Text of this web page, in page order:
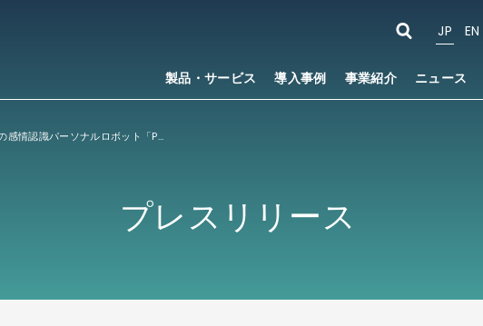
製品・サービス 導入事例 事業紹介 ニュース
JP EN
世界初の感情認識パーソナルロボット「Pepper」に ACCESSのクラウド型メッセージサービス「Linkit
プレスリリース